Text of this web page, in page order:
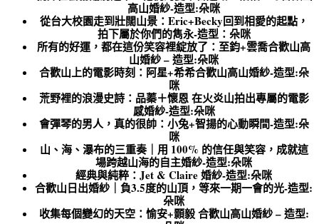
高山婚紗-造型:朵咪
從台大校園走到壯闊山景：Eric+Becky回到相愛的起點，
拍下屬於你們的雋永-造型：朵咪
所有的好運，都在這份笑容裡綻放了：至鈞+雲喬合歡山高
山婚紗 – 造型:朵咪
合歡山上的電影時刻：阿星+希希合歡山高山婚紗-造型:朵
咪
荒野裡的浪漫史詩：品蓁＋懷恩 在火炎山拍出專屬的電影
感婚紗-造型:朵咪
會彈琴的男人，真的很帥：小兔+智揚的心動瞬間-造型:朵
咪
山、海、瀑布的三重奏｜用 100% 的信任與笑容，成就這
場跨越山海的自主婚紗-造型:朵咪
經典與純粹：Jet & Claire 婚紗-造型:朵咪
合歡山日出婚紗｜負3.5度的山頂，等來一期一會的光-造型:
朵咪
收集每個變幻的天空：愉安+顥毅 合歡山高山婚紗 – 造型: